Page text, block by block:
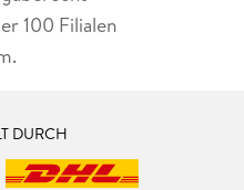
100 Filialen
DURCH